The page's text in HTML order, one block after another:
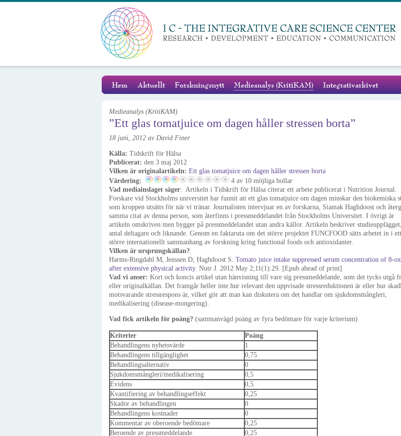
Hem Aktuellt Forskningsnytt Medieanalys (KritiKAM) Integrativarkivet
Medieanalys (KritiKAM)
”Ett glas tomatjuice om dagen håller stressen borta”
18 juni, 2012 av David Finer
Källa: Tidskrift för Hälsa
Publicerat: den 3 maj 2012
Vilken är originalartikeln: Ett glas tomatjuice om dagen håller stressen borta
Värdering:
4 av 10 möjliga bollar
Vad mediainslaget säger: Artikeln i Tidskrift för Hälsa citerar ett arbete publicerat i Nutrition Journal.
Forskare vid Stockholms universitet har funnit att ett glas tomatjuice om dagen minskar den biokemiska
som kroppen utsätts för när vi tränar. Journalisten intervjuar en av forskarna, Siamak Haghdoost och
samma citat av denna person, som återfinns i pressmeddelandet från Stockholms Universitet. I övrigt är
artikeln omskriven men bygger på pressmeddelandet utan andra källor. Artikeln beskriver studieupplägget,
antal deltagare och liknande. Genom en faktaruta om det större projektet FUNCFOOD sätts arbetet in i ett
större internationellt sammanhang av forskning kring functional foods och antioxidanter.
Vilken är ursprungskällan?
Harms-Ringdahl M, Jenssen D, Haghdoost S. Tomato juice intake suppressed serum concentration of 8-
after extensive physical activity. Nutr J. 2012 May 2;11(1):29. [Epub ahead of print]
Vad vi anser: Kort och koncis artikel utan hänvisning till vare sig pressmeddelande, som det tycks utgå
eller originalkällan. Det framgår heller inte hur relevant den uppvisade stressreduktionen är eller hur
motsvarande stressrespons är, vilket gör att man kan diskutera om det handlar om sjukdomsmångleri,
medikalisering (disease-mongering).
Vad fick artikeln för poäng? (sammanvägd poäng av fyra bedömare för varje kriterium)
Kriterier
Poäng
Behandlingens nyhetsvärde
1
Behandlingens tillgänglighet
0,75
Behandlingsalternativ
0
Sjukdomsmångleri/medikalisering
0,5
Evidens
0,5
Kvantifiering av behandlingseffekt
0,25
Skador av behandlingen
0
Behandlingens kostnader
0
Kommentar av oberoende bedömare
0,25
Beroende av pressmeddelande
0,25